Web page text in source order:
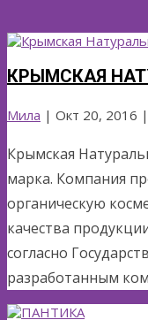
КРЫМСКАЯ
Мила | Окт 20, 2016
Крымская
марка. Компания
органическую
качества
согласно
разработанным